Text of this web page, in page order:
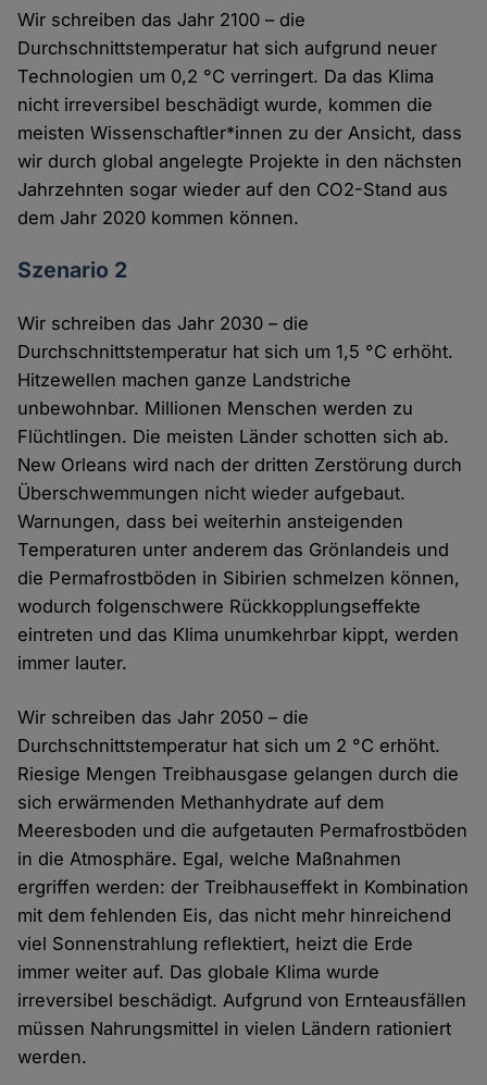
Wir schreiben das Jahr 2100 – die
Durchschnittstemperatur hat sich aufgrund neuer
Technologien um 0,2 °C verringert. Da das Klima
nicht irreversibel beschädigt wurde, kommen die
meisten Wissenschaftler*innen zu der Ansicht, dass
wir durch global angelegte Projekte in den nächsten
Jahrzehnten sogar wieder auf den CO2-Stand aus
dem Jahr 2020 kommen können.
Szenario 2
Wir schreiben das Jahr 2030 – die
Durchschnittstemperatur hat sich um 1,5 °C erhöht.
Hitzewellen machen ganze Landstriche
unbewohnbar. Millionen Menschen werden zu
Flüchtlingen. Die meisten Länder schotten sich ab.
New Orleans wird nach der dritten Zerstörung durch
Überschwemmungen nicht wieder aufgebaut.
Warnungen, dass bei weiterhin ansteigenden
Temperaturen unter anderem das Grönlandeis und
die Permafrostböden in Sibirien schmelzen können,
wodurch folgenschwere Rückkopplungseffekte
eintreten und das Klima unumkehrbar kippt, werden
immer lauter.
Wir schreiben das Jahr 2050 – die
Durchschnittstemperatur hat sich um 2 °C erhöht.
Riesige Mengen Treibhausgase gelangen durch die
sich erwärmenden Methanhydrate auf dem
Meeresboden und die aufgetauten Permafrostböden
in die Atmosphäre. Egal, welche Maßnahmen
ergriffen werden: der Treibhauseffekt in Kombination
mit dem fehlenden Eis, das nicht mehr hinreichend
viel Sonnenstrahlung reflektiert, heizt die Erde
immer weiter auf. Das globale Klima wurde
irreversibel beschädigt. Aufgrund von Ernteausfällen
müssen Nahrungsmittel in vielen Ländern rationiert
werden.